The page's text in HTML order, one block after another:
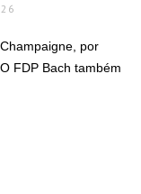
por
FDP Bach também